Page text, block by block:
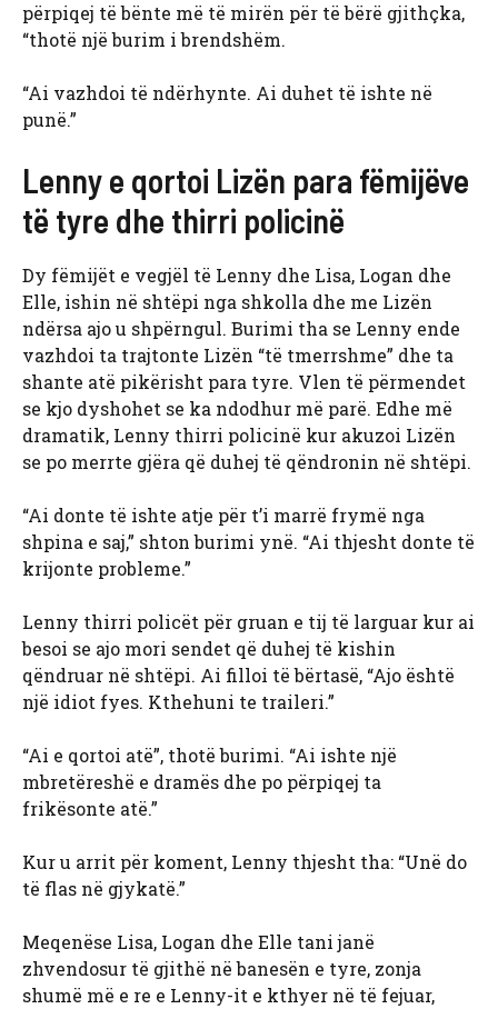
përpiqej të bënte më të mirën për të bërë gjithçka,
“thotë një burim i brendshëm.
“Ai vazhdoi të ndërhynte. Ai duhet të ishte në
punë.”
Lenny e qortoi Lizën para fëmijëve
të tyre dhe thirri policinë
Dy fëmijët e vegjël të Lenny dhe Lisa, Logan dhe
Elle, ishin në shtëpi nga shkolla dhe me Lizën
ndërsa ajo u shpërngul. Burimi tha se Lenny ende
vazhdoi ta trajtonte Lizën “të tmerrshme” dhe ta
shante atë pikërisht para tyre. Vlen të përmendet
se kjo dyshohet se ka ndodhur më parë. Edhe më
dramatik, Lenny thirri policinë kur akuzoi Lizën
se po merrte gjëra që duhej të qëndronin në shtëpi.
“Ai donte të ishte atje për t’i marrë frymë nga
shpina e saj,” shton burimi ynë. “Ai thjesht donte të
krijonte probleme.”
Lenny thirri policët për gruan e tij të larguar kur ai
besoi se ajo mori sendet që duhej të kishin
qëndruar në shtëpi. Ai filloi të bërtasë, “Ajo është
një idiot fyes. Kthehuni te traileri.”
“Ai e qortoi atë”, thotë burimi. “Ai ishte një
mbretëreshë e dramës dhe po përpiqej ta
frikësonte atë.”
Kur u arrit për koment, Lenny thjesht tha: “Unë do
të flas në gjykatë.”
Meqenëse Lisa, Logan dhe Elle tani janë
zhvendosur të gjithë në banesën e tyre, zonja
shumë më e re e Lenny-it e kthyer në të fejuar,